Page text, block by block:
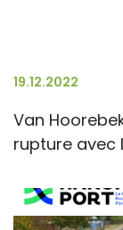
19.12.2022
Van
rupture avec